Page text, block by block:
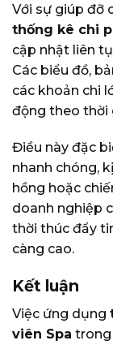
Với sự giúp đỡ
thống kê chi
cập nhật liên
Các biểu đồ,
các khoản chi
động theo thời
Điều này đặc
nhanh chóng,
hồng hoặc
doanh nghiệp
thời thúc đẩy
càng cao.
Kết luận
Việc ứng dụng
viên Spa trong